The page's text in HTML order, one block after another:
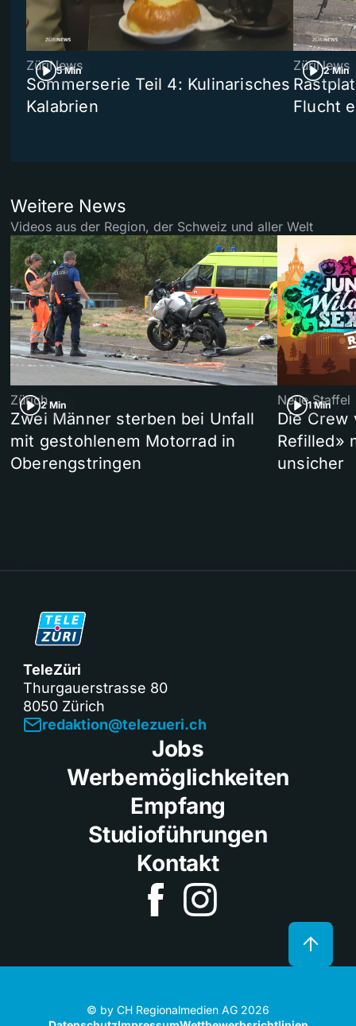
5 Min
ZüriNews
Sommerserie Teil 4: Kulinarisches
Kalabrien
2 Min
ZüriNews
Flucht
Weitere News
Videos aus der Region, der Schweiz und aller Welt
2 Min
Zürich
Zwei Männer sterben bei Unfall
mit gestohlenem Motorrad in
Oberengstringen
1 Min
Neue Staffel
Die Crew
Refilled»
unsicher
TeleZüri
Thurgauerstrasse 80
8050 Zürich
redaktion@telezueri.ch
Jobs
Werbemöglichkeiten
Empfang
Studioführungen
Kontakt
© by CH Regionalmedien AG 2026